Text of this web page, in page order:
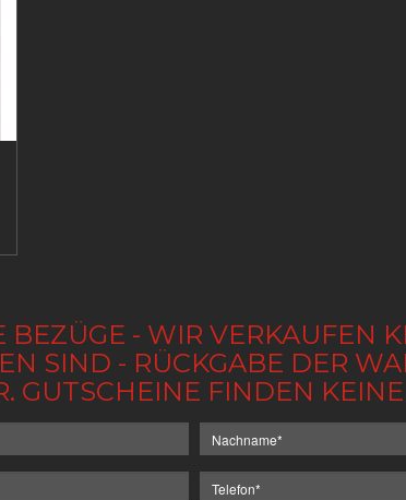
- WIR VERKAUFEN
SIND - RÜCKGABE DER
GUTSCHEINE FINDEN